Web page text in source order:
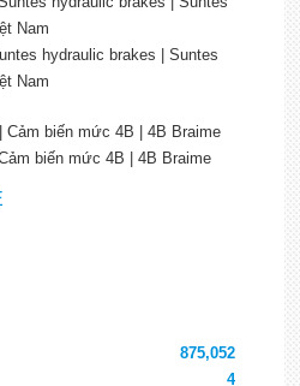
hydraulic brakes | Suntes
Nam
biến mức 4B | 4B Braime
875,052
4